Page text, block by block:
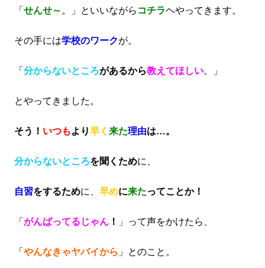
「 せんせ～ 。」といいながら コチラヘやってきます。
その手には学校のワークが。
「 分からないところがあるから教えてほしい。」
とやってきました。
そう！ いつも より早く 来た理由は…。
分からないところを聞くために、
自習をするために、 早めに来たってことか！
「 がんばってるじゃん ！ 」って声をかけたら、
「 やんなきゃヤバイから 」とのこと。